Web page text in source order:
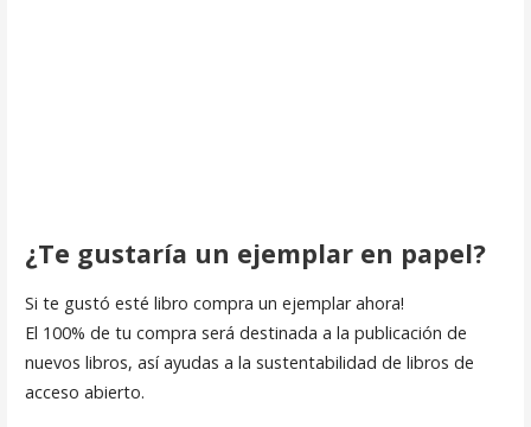
¿Te gustaría un ejemplar en papel?
Si te gustó esté libro compra un ejemplar ahora!
El 100% de tu compra será destinada a la publicación de
nuevos libros, así ayudas a la sustentabilidad de libros de
acceso abierto.